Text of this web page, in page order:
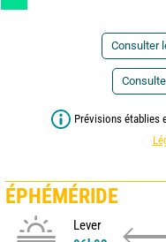
Consulter
Prévisions établies
ÉPHÉMÉRIDE
Lever